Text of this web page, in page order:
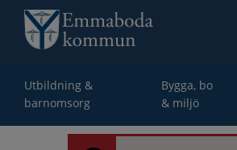
Utbildning &
barnomsorg
Bygga, bo
& miljö